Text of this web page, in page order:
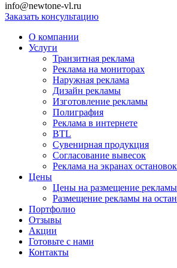
info@newtone-vl.ru
Заказать консультацию
О компании
Услуги
Транзитная реклама
Реклама на мониторах
Наружная реклама
Дизайн рекламы
Изготовление рекламы
Полиграфия
Реклама в интернете
BTL
Сувенирная продукция
Согласование вывесок
Реклама на экранах
Цены
Цены на размещение рекламы
Размещение рекламы на
Портфолио
Отзывы
Акции
Готовьте с нами
Контакты